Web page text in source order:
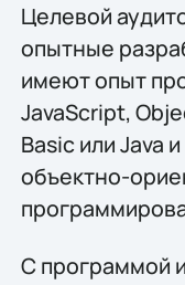
Целевой
опытные
имеют опыт
JavaScript,
Basic или Java
объектно-
С программой